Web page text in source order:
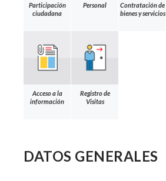
Participación
ciudadana
Personal
Contratación de
bienes y servicios
Acceso a la
información
Registro de
Visitas
DATOS GENERALES